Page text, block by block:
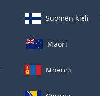
Suomen kieli
Maori
Монгол